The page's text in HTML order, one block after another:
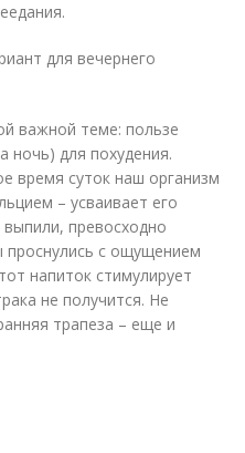
для вечернего
важной теме: пользе
ночь) для похудения.
время суток наш организм
– усваивает его
превосходно
проснулись с ощущением
напиток стимулирует
не получится. Не
трапеза – еще и